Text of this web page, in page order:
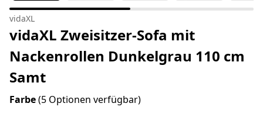
vidaXL
vidaXL Zweisitzer-Sofa mit
Nackenrollen Dunkelgrau 110 cm
Samt
Farbe(5 Optionen verfügbar)